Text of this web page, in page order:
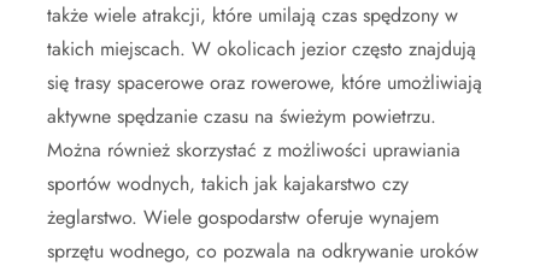
także wiele atrakcji, które umilają czas spędzony w
takich miejscach. W okolicach jezior często znajdują
się trasy spacerowe oraz rowerowe, które umożliwiają
aktywne spędzanie czasu na świeżym powietrzu.
Można również skorzystać z możliwości uprawiania
sportów wodnych, takich jak kajakarstwo czy
żeglarstwo. Wiele gospodarstw oferuje wynajem
sprzętu wodnego, co pozwala na odkrywanie uroków